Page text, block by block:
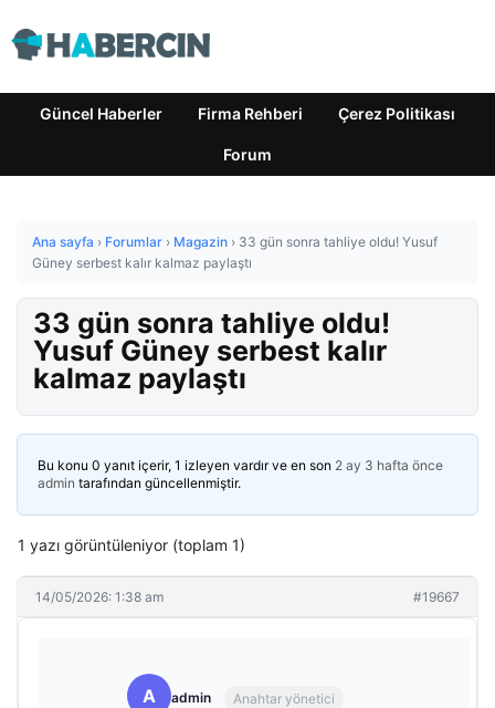
Güncel Haberler Firma Rehberi Çerez Politikası
Forum
Ana sayfa › Forumlar › Magazin › 33 gün sonra tahliye oldu! Yusuf
Güney serbest kalır kalmaz paylaştı
33 gün sonra tahliye oldu!
Yusuf Güney serbest kalır
kalmaz paylaştı
Bu konu 0 yanıt içerir, 1 izleyen vardır ve en son 2 ay 3 hafta önce
admin tarafından güncellenmiştir.
1 yazı görüntüleniyor (toplam 1)
14/05/2026: 1:38 am #19667
A admin Anahtar yönetici